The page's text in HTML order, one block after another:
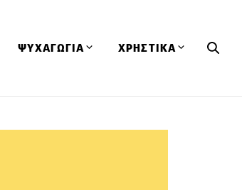
ΨΥΧΑΓΩΓΙΑ ΧΡΗΣΤΙΚΑ